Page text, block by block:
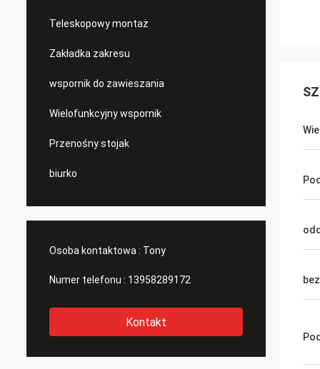
Teleskopowy montaż
Zakładka zakresu
wspornik do zawieszania
Wielofunkcyjny wspornik
Przenośny stojak
biurko
Osoba kontaktowa : Tony
Numer telefonu : 13958289172
Kontakt